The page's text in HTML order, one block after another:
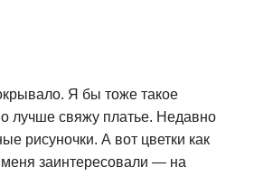
Я бы тоже такое
лучше свяжу платье. Недавно
рисуночки. А вот цветки как
заинтересовали — на